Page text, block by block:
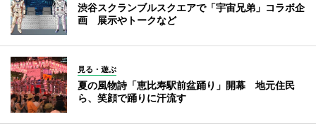
渋谷スクランブルスクエアで「宇宙兄弟」コラボ企
画 展示やトークなど
見る・遊ぶ
夏の風物詩「恵比寿駅前盆踊り」開幕 地元住民
ら、笑顔で踊りに汗流す